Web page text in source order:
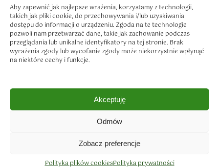
Aby zapewnić jak najlepsze wrażenia, korzystamy z technologii,
takich jak pliki cookie, do przechowywania i/lub uzyskiwania
dostępu do informacji o urządzeniu. Zgoda na te technologie
pozwoli nam przetwarzać dane, takie jak zachowanie podczas
przeglądania lub unikalne identyfikatory na tej stronie. Brak
wyrażenia zgody lub wycofanie zgody może niekorzystnie wpłynąć
na niektóre cechy i funkcje.
Akceptuję
Odmów
Zobacz preferencje
Polityka plików cookiesPolityka prywatności
szacunkiem.
Dostawa i płatność
Zwroty i reklamacje
Polityka prywatności
Regulamin sklepu